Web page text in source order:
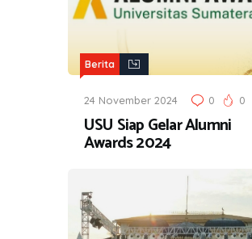
Berita
24 November 2024 0 0
USU Siap Gelar Alumni
Awards 2024